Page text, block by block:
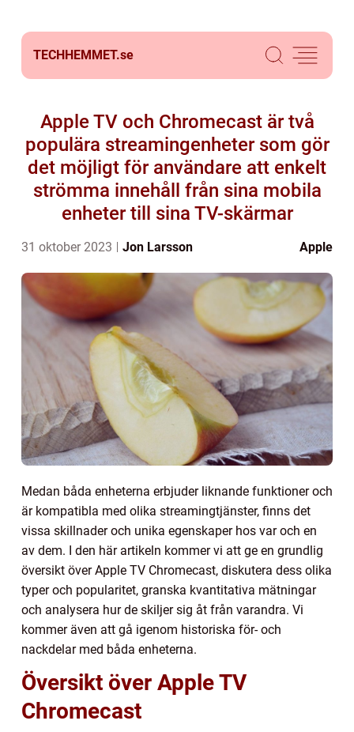
TECHHEMMET.se
Apple TV och Chromecast är två
populära streamingenheter som gör
det möjligt för användare att enkelt
strömma innehåll från sina mobila
enheter till sina TV-skärmar
31 oktober 2023 Jon Larsson Apple
Medan båda enheterna erbjuder liknande funktioner och
är kompatibla med olika streamingtjänster, finns det
vissa skillnader och unika egenskaper hos var och en
av dem. I den här artikeln kommer vi att ge en grundlig
översikt över Apple TV Chromecast, diskutera dess olika
typer och popularitet, granska kvantitativa mätningar
och analysera hur de skiljer sig åt från varandra. Vi
kommer även att gå igenom historiska för- och
nackdelar med båda enheterna.
Översikt över Apple TV
Chromecast